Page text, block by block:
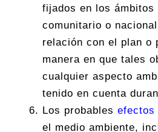
fijados en los ámbitos
comunitario o
relación con el plan o
manera en que tales
cualquier aspecto
tenido en cuenta
Los probables efectos
el medio ambiente,